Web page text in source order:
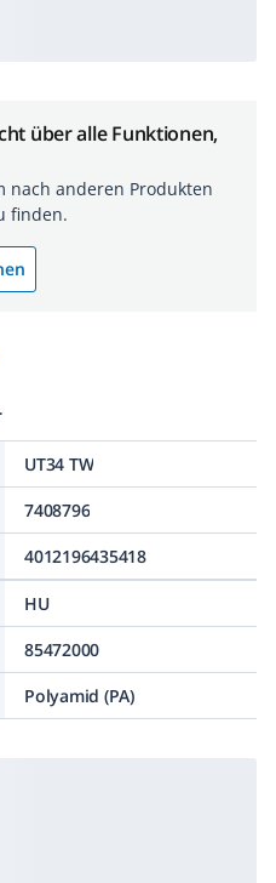
über alle Funktionen,
nach anderen Produkten
finden.
UT34 TW
7408796
4012196435418
HU
85472000
Polyamid (PA)